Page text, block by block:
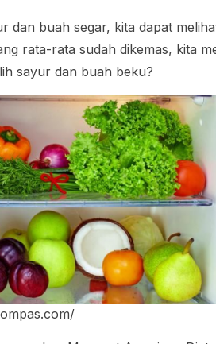
dan buah segar, kita dapat
rata-rata sudah dikemas, kita
sayur dan buah beku?